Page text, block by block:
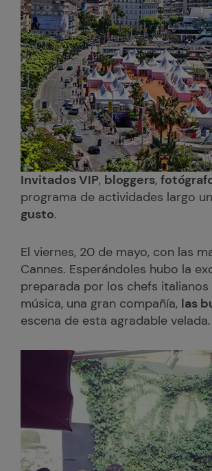
Invitados VIP, bloggers,
programa de actividades largo
gusto.
El viernes, 20 de mayo, con las
Cannes. Esperándoles hubo la
preparada por los chefs italianos
música, una gran compañía, las
escena de esta agradable velada.